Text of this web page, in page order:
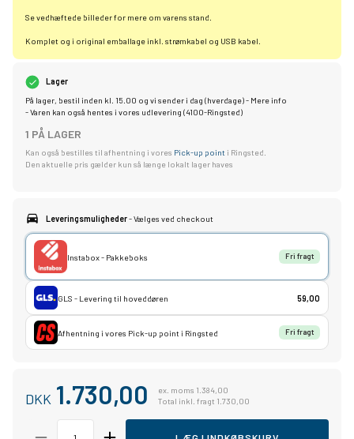
Se vedhæftede billeder for mere om varens stand.
Komplet og i original emballage inkl. strømkabel og USB kabel.
Lager
På lager, bestil inden kl. 15.00 og vi sender i dag (hverdage) - Mere info
- Varen kan også hentes i vores udlevering (4100-Ringsted)
1 PÅ LAGER
Kan også bestilles til afhentning i vores Pick-up point i Ringsted.
Den aktuelle pris gælder kun så længe lokalt lager haves
Leveringsmuligheder- Vælges ved checkout
Instabox - Pakkeboks Fri fragt
GLS - Levering til hoveddøren 59,00
Afhentning i vores Pick-up point i Ringsted Fri fragt
DKK 1.730,00
ex. moms 1.384,00
Total inkl. fragt 1.730,00